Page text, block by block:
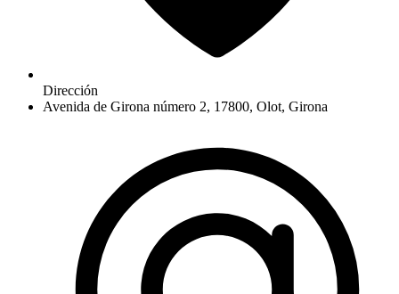
Dirección
Avenida de Girona número 2, 17800, Olot, Girona